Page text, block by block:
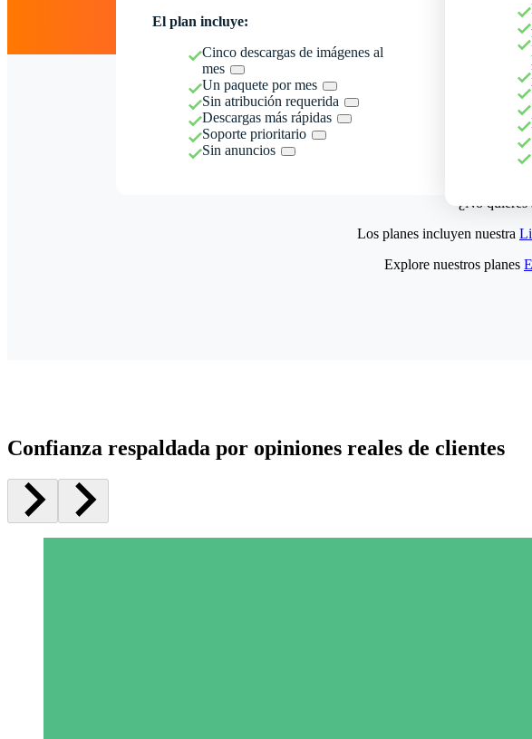
El plan incluye:
Cinco descargas de imágenes al
mes
Un paquete por mes
Sin atribución requerida
Descargas más rápidas
Soporte prioritario
Sin anuncios
¿No quieres
Los planes incluyen nuestra
Explore nuestros planes
Confianza respaldada por opiniones reales de clientes